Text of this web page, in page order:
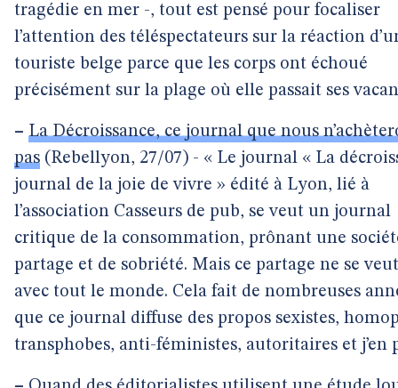
tragédie en mer -, tout est pensé pour focaliser
l’attention des téléspectateurs sur la réaction
touriste belge parce que les corps ont échoué
précisément sur la plage où elle passait ses
– La Décroissance, ce journal que nous
pas (Rebellyon, 27/07) - « Le journal « La
journal de la joie de vivre » édité à Lyon, lié à
l’association Casseurs de pub, se veut un journal
critique de la consommation, prônant une
partage et de sobriété. Mais ce partage ne se
avec tout le monde. Cela fait de nombreuses
que ce journal diffuse des propos sexistes,
transphobes, anti-féministes, autoritaires et j’en